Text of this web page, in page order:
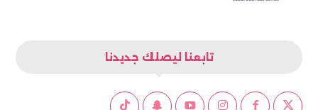
تابعنا ليصلك جديدنا